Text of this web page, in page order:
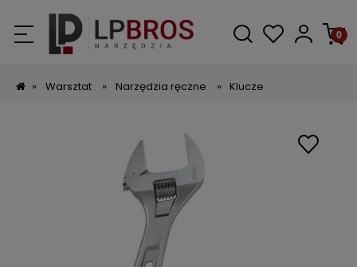
» Warsztat » Narzędzia ręczne » Klucze